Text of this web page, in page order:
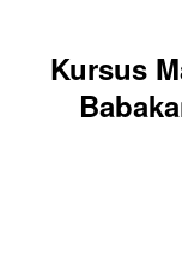
Kursus